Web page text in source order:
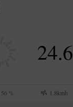
24.6
56 % 1.8kmh